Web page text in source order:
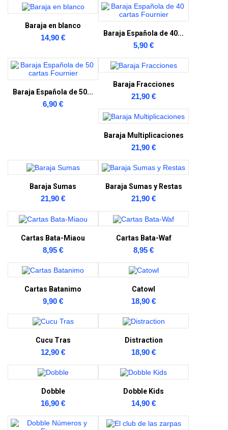
Baraja en blanco
14,90 €
Baraja Española de 40...
5,90 €
Baraja Española de 50...
6,90 €
Baraja Fracciones
21,90 €
Baraja Multiplicaciones
21,90 €
Baraja Sumas
21,90 €
Baraja Sumas y Restas
21,90 €
Cartas Bata-Miaou
8,95 €
Cartas Bata-Waf
8,95 €
Cartas Batanimo
9,90 €
Catowl
18,90 €
Cucu Tras
12,90 €
Distraction
18,90 €
Dobble
16,90 €
Dobble Kids
14,90 €